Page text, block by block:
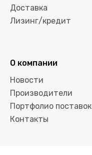
Доставка
Лизинг/кредит
О компании
Новости
Производители
Портфолио поставок
Контакты